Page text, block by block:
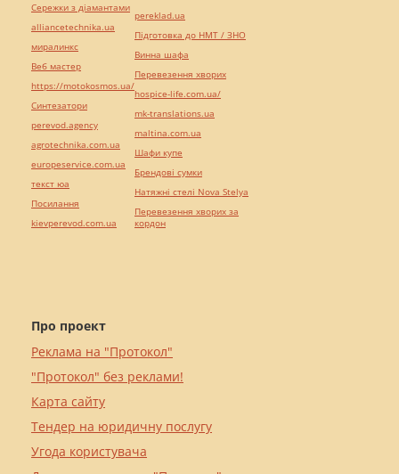
Про проект
Реклама на "Протокол"
"Протокол" без реклами!
Карта сайту
Тендер на юридичну послугу
Угода користувача
Сережки з діамантами
alliancetechnika.ua
миралинкс
Веб мастер
https://motokosmos.ua/
Синтезатори
perevod.agency
agrotechnika.com.ua
europeservice.com.ua
текст юа
Посилання
kievperevod.com.ua
pereklad.ua
Підготовка до НМТ / ЗНО
Винна шафа
Перевезення хворих
hospice-life.com.ua/
mk-translations.ua
maltina.com.ua
Шафи купе
Брендові сумки
Натяжні стелі Nova Stelya
Перевезення хворих за
кордон